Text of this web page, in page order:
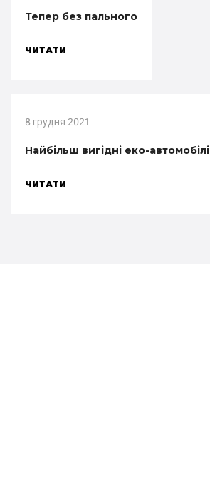
Тепер без пального
ЧИТАТИ
8 грудня 2021
Найбільш вигідні еко-автомобілі
ЧИТАТИ